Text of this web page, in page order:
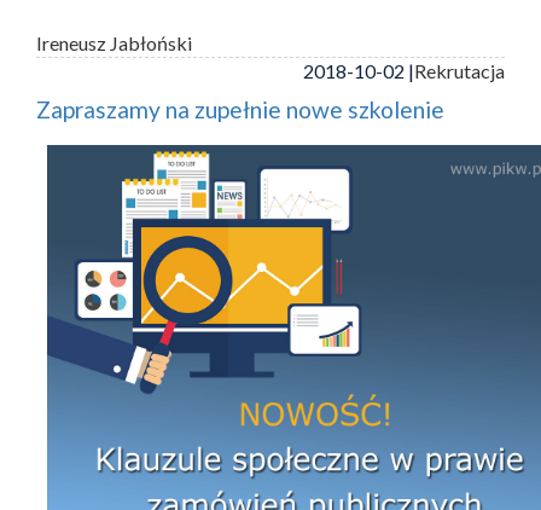
Ireneusz Jabłoński
2018-10-02 |Rekrutacja
Zapraszamy na zupełnie nowe szkolenie